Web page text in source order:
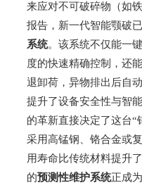
来应对不可破碎物（如
报告，新一代智能颚破
系统。该系统不仅能一
度的快速精确控制，还
退卸荷，异物排出后自
提升了设备安全性与智
的革新直接决定了这台“
采用高锰钢、铬合金或
用寿命比传统材料提升
的预测性维护系统正成